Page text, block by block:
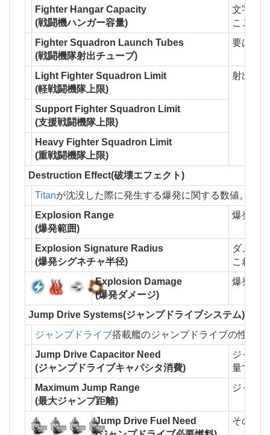
Fighter Hangar Capacity
(戦闘機ハンガー容量)
文字通
ここに
Fighter Squadron Launch Tubes
(戦闘機隊射出チューブ)
要は、
Light Fighter Squadron Limit
(軽戦闘機隊上限)
射出チ
Support Fighter Squadron Limit
(支援戦闘機隊上限)
Heavy Fighter Squadron Limit
(重戦闘機隊上限)
Destruction Effect(破壊エフェクト)
Titanが沈没した際に発生する爆発に関する数値。
Explosion Range
(爆発範囲)
爆発ダ
Explosion Signature Radius
(爆発シグネチャ半径)
ダメー
これを
Explosion Damage
(爆発ダメージ)
爆発の
Jump Drive Systems(ジャンプドライブシステム)
ジャンプドライブ搭載艦のジャンプドライブの性能
Jump Drive Capacitor Need
(ジャンプドライブキャパシタ消費)
ジャン
量では
Maximum Jump Range
(最大ジャンプ距離)
ジャン
Jump Drive Fuel Need
その船